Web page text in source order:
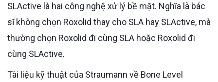
SLActive là hai công nghệ xử lý bề mặt. Nghĩa là bác
sĩ không chọn Roxolid thay cho SLA hay SLActive, mà
thường chọn Roxolid đi cùng SLA hoặc Roxolid đi
cùng SLActive.
Tài liệu kỹ thuật của Straumann về Bone Level